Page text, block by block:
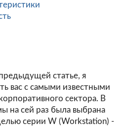
статье, я
вас с самыми известными
сектора. В
на сей раз была выбрана
серии W (Workstation) -